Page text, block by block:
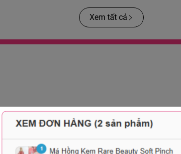
Xem tất cả